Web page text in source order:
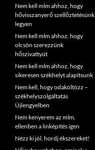
Nem kell mlm ahhoz, hogy
hővisszanyerő szellőztetésünk
legyen
Nem kell mlm ahhoz, hogy
olcsón szerezzünk
hőszivattyút
Nem kell mlm ahhoz, hogy
sikeresen székhelyt alapítsunk
Nem kell, hogy odaköltözz –
székhelyszolgáltatás
Újlengyelben
Nem kenyerem az mlm,
ellenben a linképítés igen
Nézz ki jól, hordj ékszereket!